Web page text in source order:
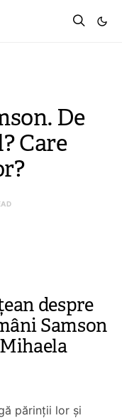
De
Care
despre
Samson
părinții lor și